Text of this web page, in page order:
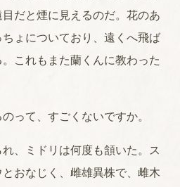
だと煙に見えるのだ。花のあ
ょについており、遠くへ飛ば
これもまた蘭くんに教わった
って、すごくないですか。
、ミドリは何度も頷いた。ス
おなじく、雌雄異株で、雌木